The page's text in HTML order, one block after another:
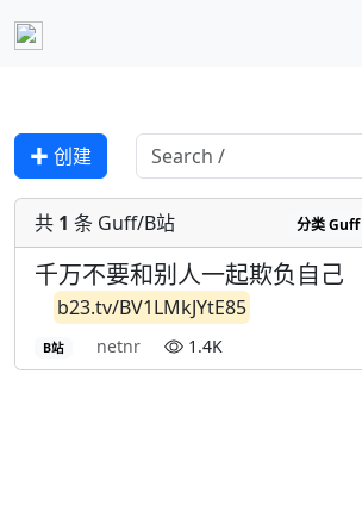
✚ 创建
共 1 条 Guff/B站 分类Guff
千万不要和别人一起欺负自己
b23.tv/BV1LMkJYtE85
B站 netnr 1.4K